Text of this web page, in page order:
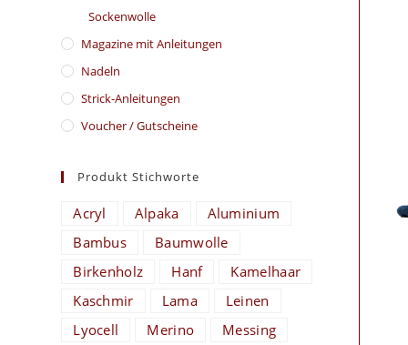
Sockenwolle
Magazine mit Anleitungen
Nadeln
Strick-Anleitungen
Voucher / Gutscheine
Produkt Stichworte
Acryl Alpaka
Aluminium
Bambus
Baumwolle
Birkenholz
Hanf
Kamelhaar
Kaschmir
Lama
Leinen
Lyocell
Merino
Messing